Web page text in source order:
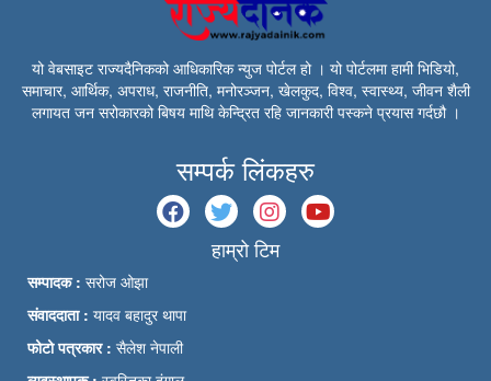
यो वेबसाइट राज्यदैनिकको आधिकारिक न्युज पोर्टल हो । यो पोर्टलमा हामी भिडियो,
समाचार, आर्थिक, अपराध, राजनीति, मनोरञ्जन, खेलकुद, विश्व, स्वास्थ्य, जीवन शैली
लगायत जन सरोकारको बिषय माथि केन्द्रित रहि जानकारी पस्कने प्रयास गर्दछौ ।
सम्पर्क लिंकहरु
हाम्रो टिम
सम्पादक : सरोज ओझा
संवाददाता : यादव बहादुर थापा
फोटो पत्रकार : सैलेश नेपाली